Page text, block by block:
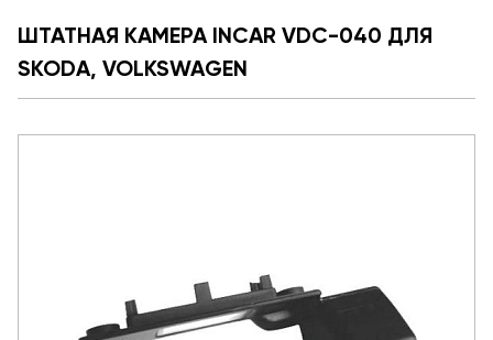
ШТАТНАЯ КАМЕРА INCAR VDC-040 ДЛЯ
SKODA, VOLKSWAGEN